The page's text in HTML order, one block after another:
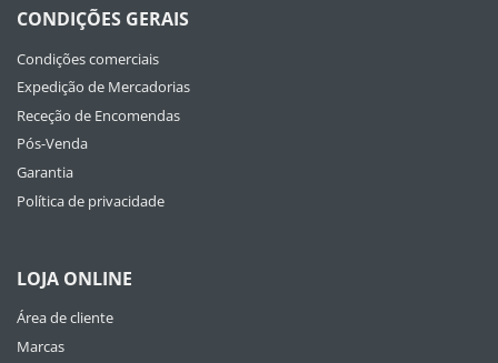
CONDIÇÕES GERAIS
Condições comerciais
Expedição de Mercadorias
Receção de Encomendas
Pós-Venda
Garantia
Política de privacidade
LOJA ONLINE
Área de cliente
Marcas